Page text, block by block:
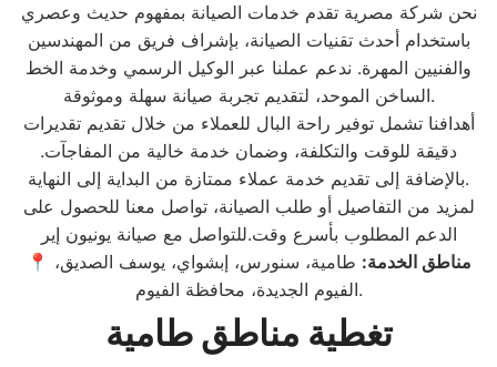
نحن شركة مصرية تقدم خدمات الصيانة بمفهوم حديث وعصري
باستخدام أحدث تقنيات الصيانة، بإشراف فريق من المهندسين
والفنيين المهرة. ندعم عملنا عبر الوكيل الرسمي وخدمة الخط
الساخن الموحد، لتقديم تجربة صيانة سهلة وموثوقة.
أهدافنا تشمل توفير راحة البال للعملاء من خلال تقديم تقديرات
دقيقة للوقت والتكلفة، وضمان خدمة خالية من المفاجآت.
بالإضافة إلى تقديم خدمة عملاء ممتازة من البداية إلى النهاية.
لمزيد من التفاصيل أو طلب الصيانة، تواصل معنا للحصول على
الدعم المطلوب بأسرع وقت.للتواصل مع صيانة يونيون إير
📍
مناطق الخدمة: طامية، سنورس، إبشواي، يوسف الصديق،
الفيوم الجديدة، محافظة الفيوم.
تغطية مناطق طامية